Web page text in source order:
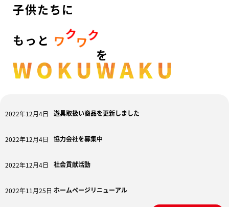
子供たちに
もっと
ク ク
ワ ワ
を
遊具の運動具の販売・点検・修繕など
さまざまなカタチで安心・安全をお届けします。
2022年12月4日
2022年12月4日
2022年12月4日
2022年11月25日
遊具取扱い商品を更新しました
協力会社を募集中
社会貢献活動
ホームページリニューアル